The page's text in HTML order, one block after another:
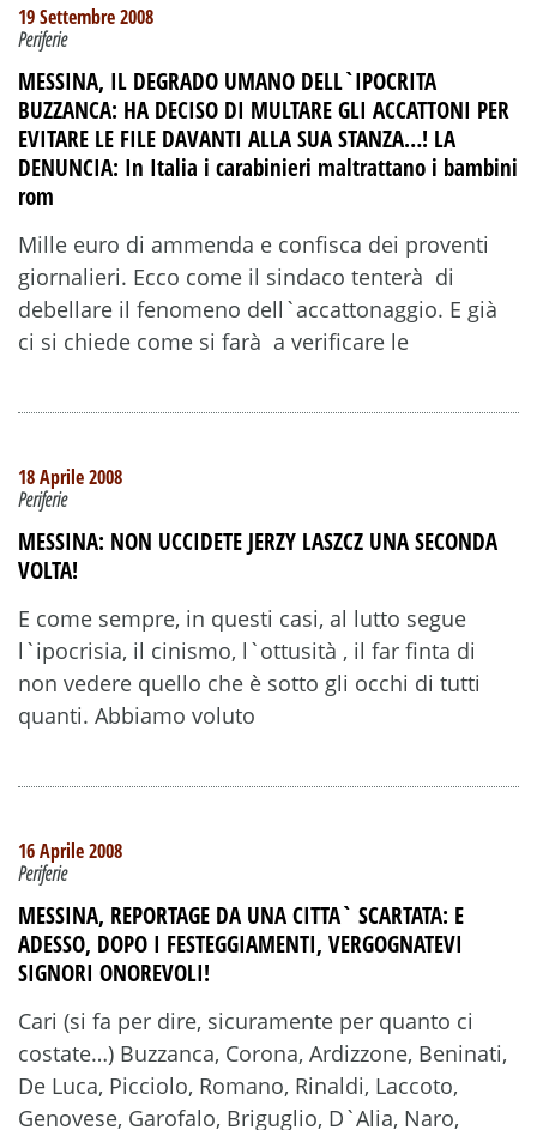
19 Settembre 2008
Periferie
MESSINA, IL DEGRADO UMANO DELL`IPOCRITA
BUZZANCA: HA DECISO DI MULTARE GLI ACCATTONI PER
EVITARE LE FILE DAVANTI ALLA SUA STANZA…! LA
DENUNCIA: In Italia i carabinieri maltrattano i bambini
rom
Mille euro di ammenda e confisca dei proventi
giornalieri. Ecco come il sindaco tenterà di
debellare il fenomeno dell`accattonaggio. E già
ci si chiede come si farà a verificare le
18 Aprile 2008
Periferie
MESSINA: NON UCCIDETE JERZY LASZCZ UNA SECONDA
VOLTA!
E come sempre, in questi casi, al lutto segue
l`ipocrisia, il cinismo, l`ottusità , il far finta di
non vedere quello che è sotto gli occhi di tutti
quanti. Abbiamo voluto
16 Aprile 2008
Periferie
MESSINA, REPORTAGE DA UNA CITTA` SCARTATA: E
ADESSO, DOPO I FESTEGGIAMENTI, VERGOGNATEVI
SIGNORI ONOREVOLI!
Cari (si fa per dire, sicuramente per quanto ci
costate…) Buzzanca, Corona, Ardizzone, Beninati,
De Luca, Picciolo, Romano, Rinaldi, Laccoto,
Genovese, Garofalo, Briguglio, D`Alia, Naro,